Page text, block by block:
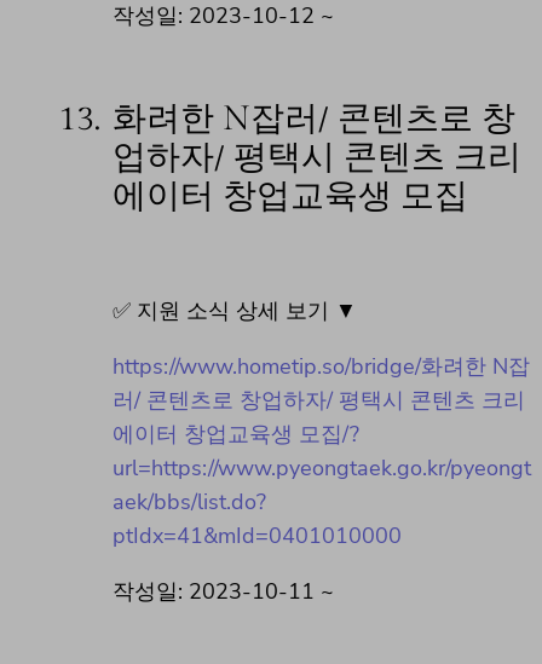
작성일: 2023-10-12 ~
13. 화려한 N잡러/ 콘텐츠로 창
업하자/ 평택시 콘텐츠 크리
에이터 창업교육생 모집
✅ 지원 소식 상세 보기 ▼
https://www.hometip.so/bridge/화려한 N잡
러/ 콘텐츠로 창업하자/ 평택시 콘텐츠 크리
에이터 창업교육생 모집/?
url=https://www.pyeongtaek.go.kr/pyeongt
aek/bbs/list.do?
ptIdx=41&mId=0401010000
작성일: 2023-10-11 ~